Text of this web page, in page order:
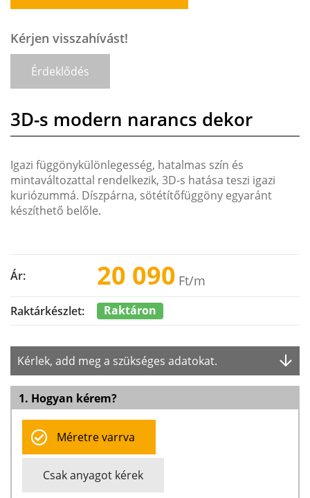
Kérjen visszahívást!
Érdeklődés
3D-s modern narancs dekor
Igazi függönykülönlegesség, hatalmas szín és
mintaváltozattal rendelkezik, 3D-s hatása teszi igazi
kuriózummá. Díszpárna, sötétítőfüggöny egyaránt
készíthető belőle.
Ár: 20 090 Ft/m
Raktárkészlet: Raktáron
Kérlek, add meg a szükséges adatokat.
1. Hogyan kérem?
Méretre varrva
Csak anyagot kérek